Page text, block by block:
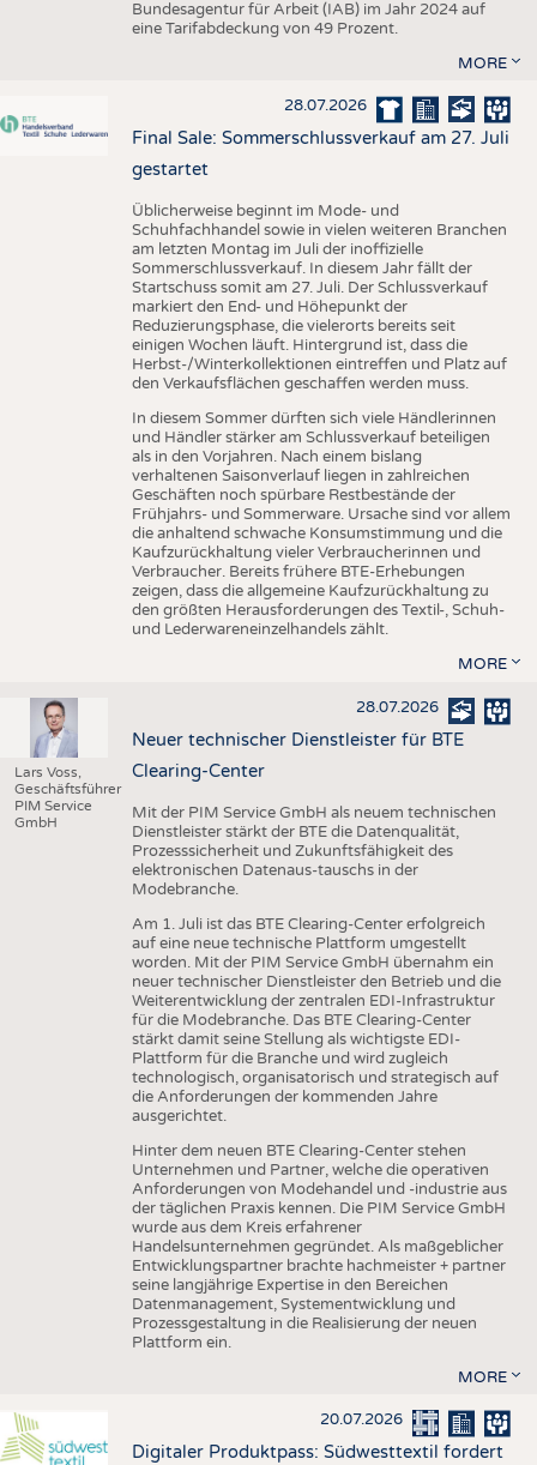
Bundesagentur für Arbeit (IAB) im Jahr 2024 auf
eine Tarifabdeckung von 49 Prozent.
MORE
28.07.2026
Final Sale: Sommerschlussverkauf am 27. Juli
gestartet
Üblicherweise beginnt im Mode- und
Schuhfachhandel sowie in vielen weiteren Branchen
am letzten Montag im Juli der inoffizielle
Sommerschlussverkauf. In diesem Jahr fällt der
Startschuss somit am 27. Juli. Der Schlussverkauf
markiert den End- und Höhepunkt der
Reduzierungsphase, die vielerorts bereits seit
einigen Wochen läuft. Hintergrund ist, dass die
Herbst-/Winterkollektionen eintreffen und Platz auf
den Verkaufsflächen geschaffen werden muss.
In diesem Sommer dürften sich viele Händlerinnen
und Händler stärker am Schlussverkauf beteiligen
als in den Vorjahren. Nach einem bislang
verhaltenen Saisonverlauf liegen in zahlreichen
Geschäften noch spürbare Restbestände der
Frühjahrs- und Sommerware. Ursache sind vor allem
die anhaltend schwache Konsumstimmung und die
Kaufzurückhaltung vieler Verbraucherinnen und
Verbraucher. Bereits frühere BTE-Erhebungen
zeigen, dass die allgemeine Kaufzurückhaltung zu
den größten Herausforderungen des Textil-, Schuh-
und Lederwareneinzelhandels zählt.
MORE
Lars Voss,
Geschäftsführer
PIM Service
GmbH
28.07.2026
Neuer technischer Dienstleister für BTE
Clearing-Center
Mit der PIM Service GmbH als neuem technischen
Dienstleister stärkt der BTE die Datenqualität,
Prozesssicherheit und Zukunftsfähigkeit des
elektronischen Datenaus-tauschs in der
Modebranche.
Am 1. Juli ist das BTE Clearing-Center erfolgreich
auf eine neue technische Plattform umgestellt
worden. Mit der PIM Service GmbH übernahm ein
neuer technischer Dienstleister den Betrieb und die
Weiterentwicklung der zentralen EDI-Infrastruktur
für die Modebranche. Das BTE Clearing-Center
stärkt damit seine Stellung als wichtigste EDI-
Plattform für die Branche und wird zugleich
technologisch, organisatorisch und strategisch auf
die Anforderungen der kommenden Jahre
ausgerichtet.
Hinter dem neuen BTE Clearing-Center stehen
Unternehmen und Partner, welche die operativen
Anforderungen von Modehandel und -industrie aus
der täglichen Praxis kennen. Die PIM Service GmbH
wurde aus dem Kreis erfahrener
Handelsunternehmen gegründet. Als maßgeblicher
Entwicklungspartner brachte hachmeister + partner
seine langjährige Expertise in den Bereichen
Datenmanagement, Systementwicklung und
Prozessgestaltung in die Realisierung der neuen
Plattform ein.
MORE
20.07.2026
Digitaler Produktpass: Südwesttextil fordert